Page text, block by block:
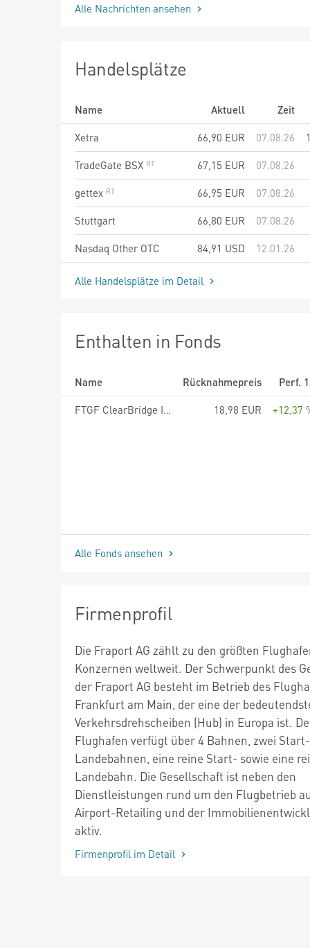
Alle Nachrichten ansehen
Handelsplätze
Name Aktuell
Zeit
Xetra
66,90 EUR 07.08.26
TradeGate BSX
67,15 EUR
07.08.26
gettex
66,95 EUR
07.08.26
Stuttgart
66,80 EUR
07.08.26
Nasdaq Other OTC
84,91 USD 12.01.26
Alle Handelsplätze im Detail
Enthalten in Fonds
Name Rücknahmepreis
Perf.
FTGF ClearBridge Infrastructure Value Fund - A EUR ACC
18,98 EUR +12,37
Alle Fonds ansehen
Firmenprofil
Die Fraport AG zählt zu den größten
Konzernen weltweit. Der Schwerpunkt des
der Fraport AG besteht im Betrieb des
Frankfurt am Main, der eine der
Verkehrsdrehscheiben (Hub) in Europa ist.
Flughafen verfügt über 4 Bahnen, zwei Start-
Landebahnen, eine reine Start- sowie eine
Landebahn. Die Gesellschaft ist neben den
Dienstleistungen rund um den Flugbetrieb
Airport-Retailing und der
aktiv.
Firmenprofil im Detail